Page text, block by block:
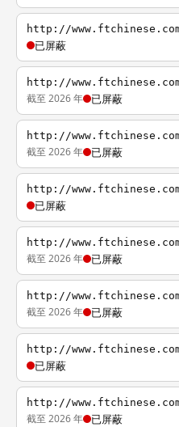
http://
已屏蔽
http://
截至 2026 年 已屏蔽
http://
截至 2026 年 已屏蔽
http://
已屏蔽
http://
截至 2026 年 已屏蔽
http://
截至 2026 年 已屏蔽
http://
已屏蔽
http://
截至 2026 年 已屏蔽